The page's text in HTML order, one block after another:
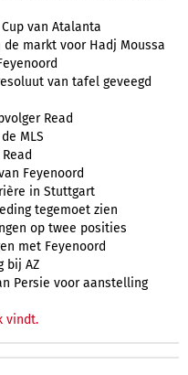
van Atalanta
markt voor Hadj Moussa
van tafel geveegd
Read
MLS
Feyenoord
in Stuttgart
tegemoet zien
op twee posities
met Feyenoord
bij AZ
Persie voor aanstelling
vindt.